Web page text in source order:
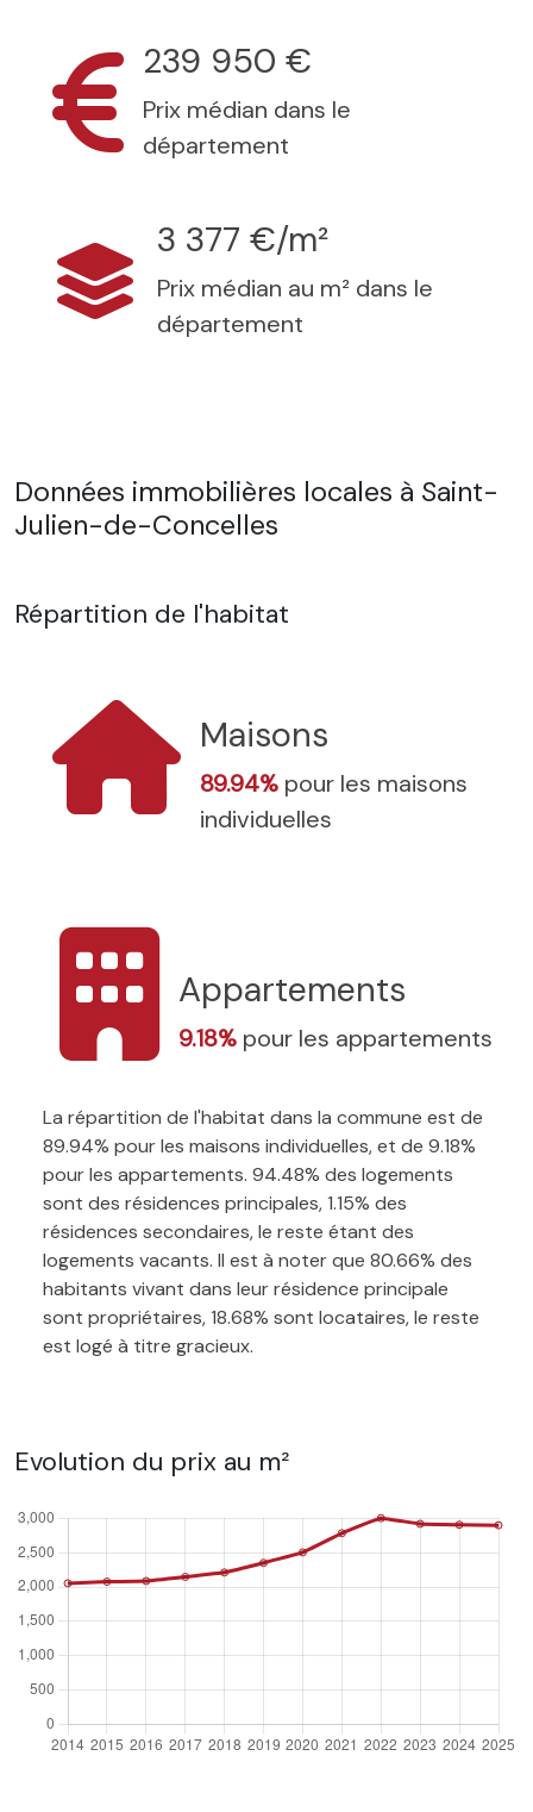
239 950 €
Prix médian dans le
département
3 377 €/m²
Prix médian au m² dans le
département
Données immobilières locales à Saint-
Julien-de-Concelles
Répartition de l'habitat
Maisons
89.94% pour les maisons
individuelles
Appartements
9.18% pour les appartements
La répartition de l'habitat dans la commune est de
89.94% pour les maisons individuelles, et de 9.18%
pour les appartements. 94.48% des logements
sont des résidences principales, 1.15% des
résidences secondaires, le reste étant des
logements vacants. Il est à noter que 80.66% des
habitants vivant dans leur résidence principale
sont propriétaires, 18.68% sont locataires, le reste
est logé à titre gracieux.
Evolution du prix au m²